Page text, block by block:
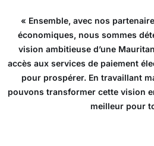
« Ensemble, avec nos
économiques, nous sommes
vision ambitieuse d’une
accès aux services de paiement
pour prospérer. En travaillant
pouvons transformer cette vision
meilleur pour